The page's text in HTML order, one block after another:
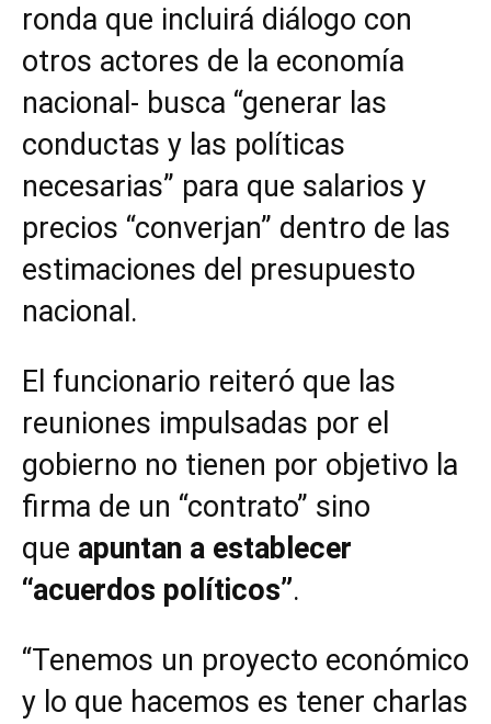
ronda que incluirá diálogo con
otros actores de la economía
nacional- busca “generar las
conductas y las políticas
necesarias” para que salarios y
precios “converjan” dentro de las
estimaciones del presupuesto
nacional.
El funcionario reiteró que las
reuniones impulsadas por el
gobierno no tienen por objetivo la
firma de un “contrato” sino
que apuntan a establecer
“acuerdos políticos”.
“Tenemos un proyecto económico
y lo que hacemos es tener charlas